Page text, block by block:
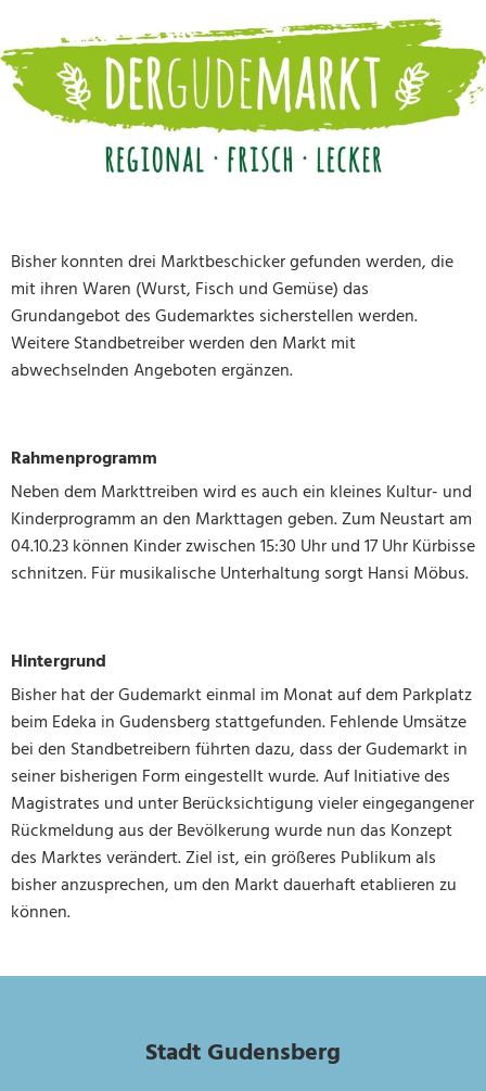
Bisher konnten drei Marktbeschicker gefunden werden, die
mit ihren Waren (Wurst, Fisch und Gemüse) das
Grundangebot des Gudemarktes sicherstellen werden.
Weitere Standbetreiber werden den Markt mit
abwechselnden Angeboten ergänzen.
Rahmenprogramm
Neben dem Markttreiben wird es auch ein kleines Kultur- und
Kinderprogramm an den Markttagen geben. Zum Neustart am
04.10.23 können Kinder zwischen 15:30 Uhr und 17 Uhr Kürbisse
schnitzen. Für musikalische Unterhaltung sorgt Hansi Möbus.
Hintergrund
Bisher hat der Gudemarkt einmal im Monat auf dem Parkplatz
beim Edeka in Gudensberg stattgefunden. Fehlende Umsätze
bei den Standbetreibern führten dazu, dass der Gudemarkt in
seiner bisherigen Form eingestellt wurde. Auf Initiative des
Magistrates und unter Berücksichtigung vieler eingegangener
Rückmeldung aus der Bevölkerung wurde nun das Konzept
des Marktes verändert. Ziel ist, ein größeres Publikum als
bisher anzusprechen, um den Markt dauerhaft etablieren zu
können.
Stadt Gudensberg